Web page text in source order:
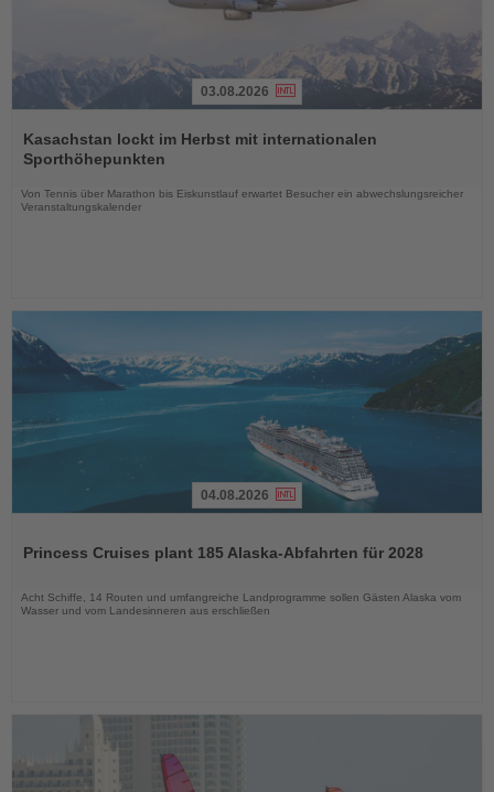
Sie
die
Nachrichten
03.08.2026
Kasachstan lockt im Herbst mit internationalen
Sporthöhepunkten
Von Tennis über Marathon bis Eiskunstlauf erwartet Besucher ein abwechslungsreicher
Veranstaltungskalender
die
04.08.2026
Princess Cruises plant 185 Alaska-Abfahrten für 2028
Acht Schiffe, 14 Routen und umfangreiche Landprogramme sollen Gästen Alaska vom
Wasser und vom Landesinneren aus erschließen